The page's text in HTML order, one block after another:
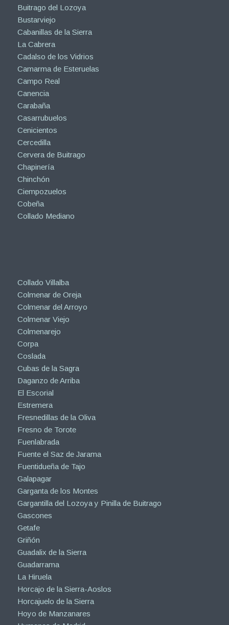
Buitrago del Lozoya
Bustarviejo
Cabanillas de la Sierra
La Cabrera
Cadalso de los Vidrios
Camarma de Esteruelas
Campo Real
Canencia
Carabaña
Casarrubuelos
Cenicientos
Cercedilla
Cervera de Buitrago
Chapinería
Chinchón
Ciempozuelos
Cobeña
Collado Mediano
Collado Villalba
Colmenar de Oreja
Colmenar del Arroyo
Colmenar Viejo
Colmenarejo
Corpa
Coslada
Cubas de la Sagra
Daganzo de Arriba
El Escorial
Estremera
Fresnedillas de la Oliva
Fresno de Torote
Fuenlabrada
Fuente el Saz de Jarama
Fuentidueña de Tajo
Galapagar
Garganta de los Montes
Gargantilla del Lozoya y Pinilla de Buitrago
Gascones
Getafe
Griñón
Guadalix de la Sierra
Guadarrama
La Hiruela
Horcajo de la Sierra-Aoslos
Horcajuelo de la Sierra
Hoyo de Manzanares